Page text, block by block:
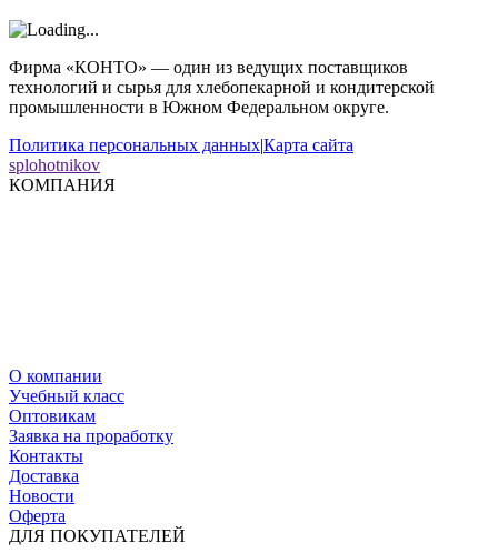
Фирма «КОНТО» — один из ведущих поставщиков
технологий и сырья для хлебопекарной и кондитерской
промышленности в Южном Федеральном округе.
Политика персональных данных|Карта сайта
splohotnikov
КОМПАНИЯ
О компании
Учебный класс
Оптовикам
Заявка на проработку
Контакты
Доставка
Новости
Оферта
ДЛЯ ПОКУПАТЕЛЕЙ